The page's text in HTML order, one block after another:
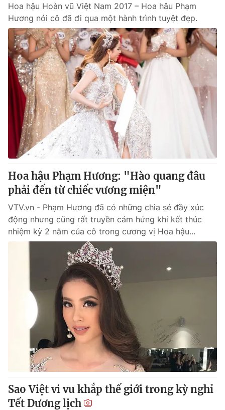
Hoa hậu Hoàn vũ Việt Nam 2017 – Hoa hâu Phạm
Hương nói cô đã đi qua một hành trình tuyệt đẹp.
Hoa hậu Phạm Hương: "Hào quang đâu
phải đến từ chiếc vương miện"
VTV.vn - Phạm Hương đã có những chia sẻ đầy xúc
động nhưng cũng rất truyền cảm hứng khi kết thúc
nhiệm kỳ 2 năm của cô trong cương vị Hoa hậu...
Sao Việt vi vu khắp thế giới trong kỳ nghỉ
Tết Dương lịch